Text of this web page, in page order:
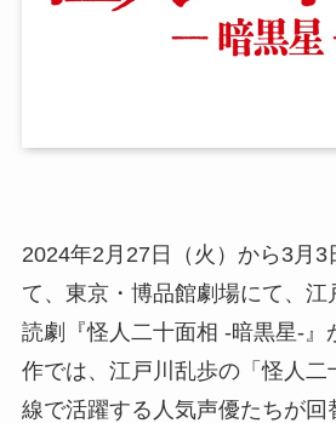
2024年2月27日（火）から3月3
て、東京・博品館劇場にて、
読劇『怪人二十面相 -暗黒星-』
作では、江戸川乱歩の「怪人二
線で活躍する人気声優たちが回